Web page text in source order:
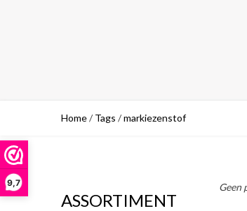
9,7
Home/ Tags /markiezenstof
ASSORTIMENT
Geen